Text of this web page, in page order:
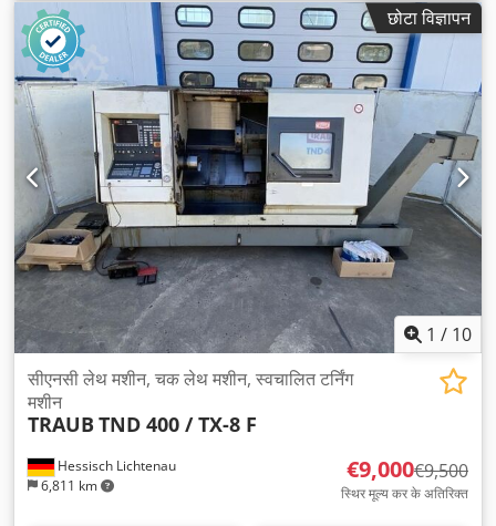
छोटा विज्ञापन
1 / 10
Hessisch Lichtenau
6,811 km
सीएनसी लेथ मशीन, चक लेथ मशीन, स्वचालित टर्निंग
मशीन
TRAUB TND 400 / TX-8 F
€9,000€9,500
स्थिर मूल्य कर के अतिरिक्त